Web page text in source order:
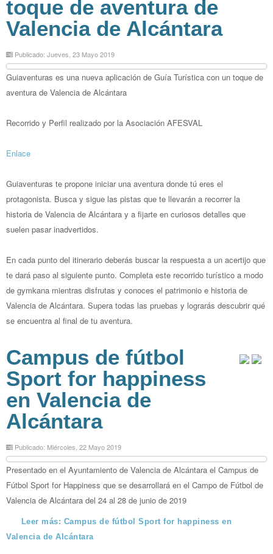
toque de aventura de
Valencia de Alcántara
Publicado: Jueves, 23 Mayo 2019
Guiaventuras es una nueva aplicación de Guía Turística con un toque de
aventura de Valencia de Alcántara
Recorrido y Perfil realizado por la Asociación AFESVAL
Enlace
Guiaventuras te propone iniciar una aventura donde tú eres el
protagonista. Busca y sigue las pistas que te llevarán a recorrer la
historia de Valencia de Alcántara y a fijarte en curiosos detalles que
suelen pasar inadvertidos.
En cada punto del itinerario deberás buscar la respuesta a un acertijo que
te dará paso al siguiente punto. Completa este recorrido turístico a modo
de gymkana mientras disfrutas y conoces el patrimonio e historia de
Valencia de Alcántara. Supera todas las pruebas y lograrás descubrir qué
se encuentra al final de tu aventura.
Campus de fútbol
Sport for happiness
en Valencia de
Alcántara
Publicado: Miércoles, 22 Mayo 2019
Presentado en el Ayuntamiento de Valencia de Alcántara el Campus de
Fútbol Sport for Happiness que se desarrollará en el Campo de Fútbol de
Valencia de Alcántara del 24 al 28 de junio de 2019
Leer más: Campus de fútbol Sport for happiness en
Valencia de Alcántara